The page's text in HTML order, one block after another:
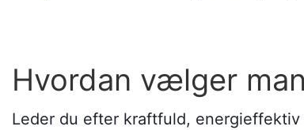
Hvordan vælger
Leder du efter kraftfuld,